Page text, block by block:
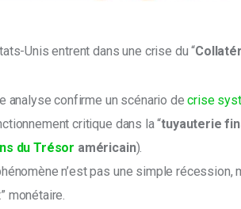
Unis entrent dans une crise du “
analyse confirme un scénario de crise
critique dans la “tuyauterie
du Trésor américain).
n’est pas une simple récession,
monétaire.